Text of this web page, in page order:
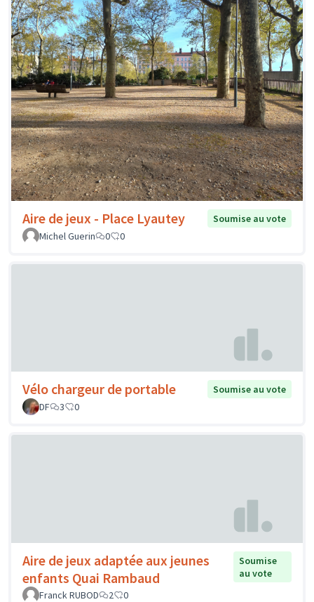
Aire de jeux - Place Lyautey
Soumise au vote
Michel Guerin
0 0
Vélo chargeur de portable
Soumise au vote
DF
3 0
Aire de jeux adaptée aux jeunes
enfants Quai Rambaud
Soumise
au vote
Franck RUBOD
2 0